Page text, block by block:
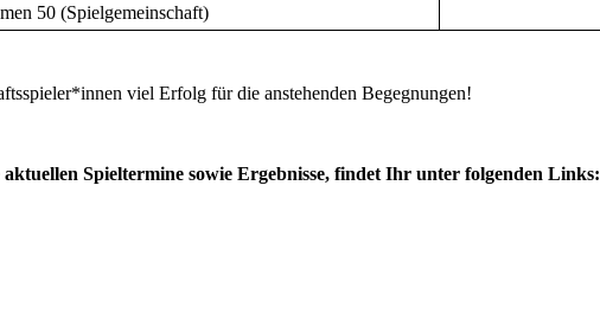
50 (Spielgemeinschaft)
viel Erfolg für die anstehenden Begegnungen!
Spieltermine sowie Ergebnisse, findet Ihr unter folgenden Links: